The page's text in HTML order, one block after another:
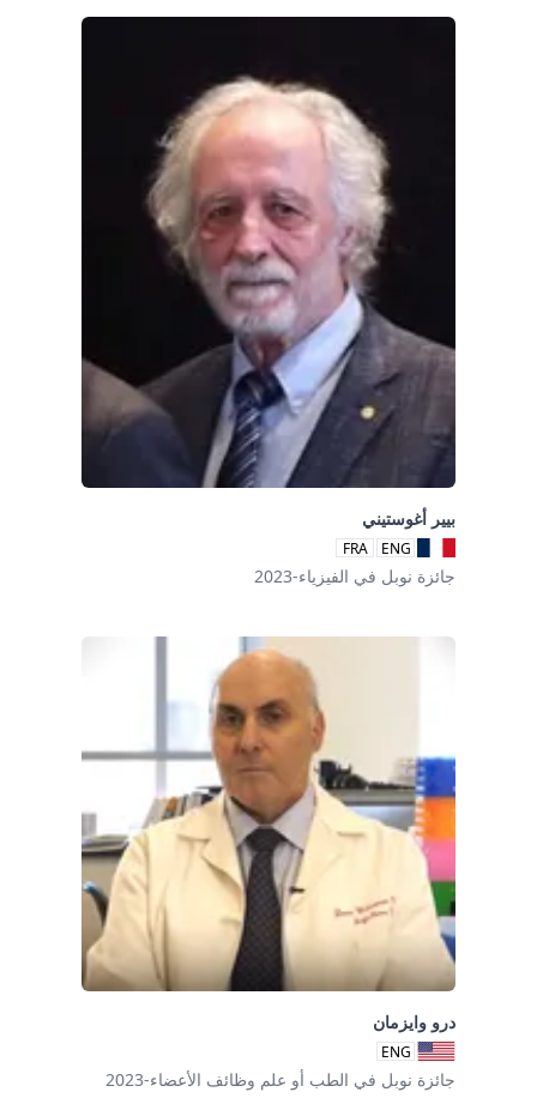
بيير أغوستيني
ENG
FRA
جائزة نوبل في الفيزياء-2023
درو وايزمان
ENG
جائزة نوبل في الطب أو علم وظائف الأعضاء-2023